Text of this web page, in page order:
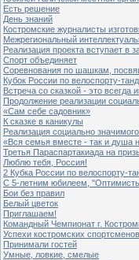
Есть решение
День знаний
Костромские журналисты
Межрегиональный
Реализация проекта вступает
Спорт объединяет
Соревнования по шашкам,
Кубок России по велоспорту-
Встреча со сказкой - это всегда
Продолжение реализации
«Сам себе садовник»
К сказке в каникулы
Реализация социально
«Вся семья вместе - так и душа
Третья Параспартакиада на
Люблю тебя, Россия!
2 Кубка России по велоспорту-
С 5-летним юбилеем,
Бои без правил
Белый цветок
Приглашаем!
Командный Чемпионат г.
Успехи костромских
Принимали гостей
Умные, ловкие, смелые